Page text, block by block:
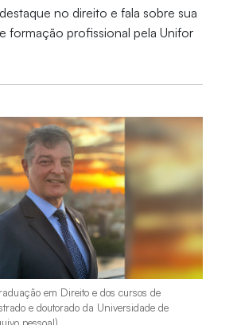
no direito e fala sobre sua
formação profissional pela Unifor
em Direito e dos cursos de
e doutorado da Universidade de